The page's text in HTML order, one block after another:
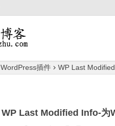
WordPress插件 WP Last
WP Last Modified Info-为